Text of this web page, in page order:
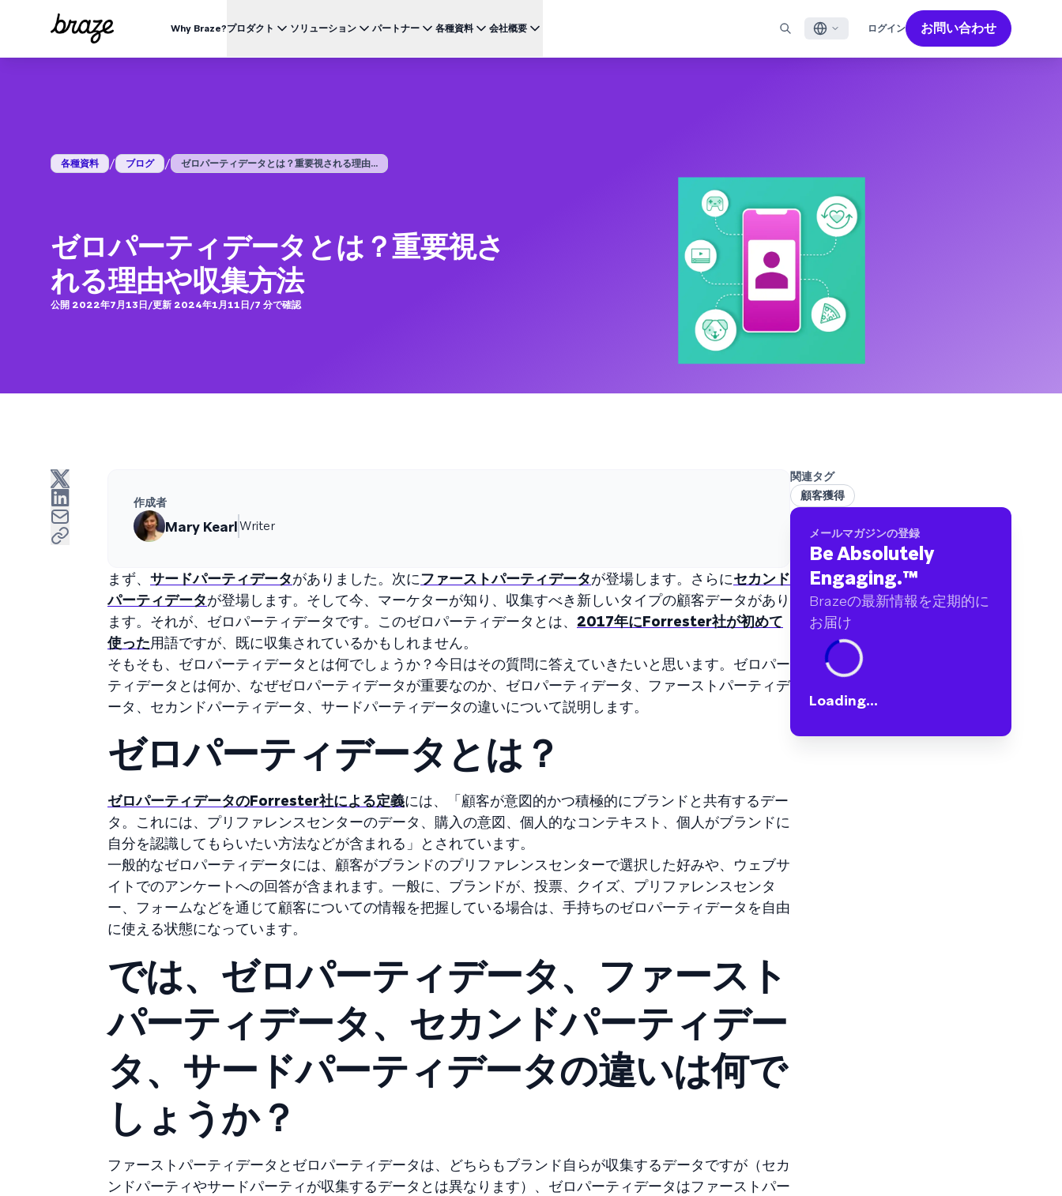
Why Braze?プロダクト
データを収集、統合、有効化
クロスチャネル
全てのメッセージを、ひとつのプラットフォームから送る
レポート＆分析
パフォーマンスを分析し、インサイトを発見
Creative Studio
LINE
その他のチャネル
Brazeのしくみ
Brzeの統合されたテクノロジースタック
をご覧ください
ソリューション
デリバリー & クイックコマース
旅行 & ホスピタリティ
顧客獲得の向上
解約防止
2026年 グローバルカスタマーエンゲージメント
レビュー日本語版
今年で6回目となるカスタマーエンゲージメント
レビュー（CER）では、2,200名以上のマーケテ
ィング責任者を対象に調査を実施し、750以上の
ブランドに及ぶ60億件以上のデータポイントを
パートナー 各種資料
ユーザーガイド
会社概要
プレスリリース/メディア掲載 한국어
Português BR
Español
ログイン お問い合わせ
各種資料 / ブログ / ゼロパーティデータとは？重要視される理由...
ゼロパーティデータとは？重要視さ
れる理由や収集方法
公開 2022年7月13日/更新 2024年1月11日/7 分で確認
作成者
Mary KearlWriter
まず、 サードパーティデータがありました。次にファーストパーティデータが登場します。さらにセカンド
パーティデータが登場します。そして今、マーケターが知り、収集すべき新しいタイプの顧客データがあり
ます。それが、ゼロパーティデータです。このゼロパーティデータとは、 2017年にForrester社が初めて
使った用語ですが、既に収集されているかもしれません。
そもそも、ゼロパーティデータとは何でしょうか？今日はその質問に答えていきたいと思います。ゼロパー
ティデータとは何か、なぜゼロパーティデータが重要なのか、ゼロパーティデータ、ファーストパーティデ
ータ、セカンドパーティデータ、サードパーティデータの違いについて説明します。
ゼロパーティデータとは？
ゼロパーティデータのForrester社による定義には、「顧客が意図的かつ積極的にブランドと共有するデー
タ。これには、プリファレンスセンターのデータ、購入の意図、個人的なコンテキスト、個人がブランドに
自分を認識してもらいたい方法などが含まれる」とされています。
一般的なゼロパーティデータには、顧客がブランドのプリファレンスセンターで選択した好みや、ウェブサ
イトでのアンケートへの回答が含まれます。一般に、ブランドが、投票、クイズ、プリファレンスセンタ
ー、フォームなどを通じて顧客についての情報を把握している場合は、手持ちのゼロパーティデータを自由
に使える状態になっています。
では、ゼロパーティデータ、ファースト
パーティデータ、セカンドパーティデー
タ、サードパーティデータの違いは何で
しょうか？
ファーストパーティデータとゼロパーティデータは、どちらもブランド自らが収集するデータですが（セカ
ンドパーティやサードパーティが収集するデータとは異なります）、ゼロパーティデータはファーストパー
関連タグ
顧客獲得
メールマガジンの登録
Be Absolutely
Engaging.™
Brazeの最新情報を定期的に
お届け
Loading...